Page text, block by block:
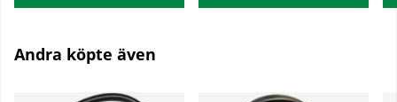
Andra köpte även